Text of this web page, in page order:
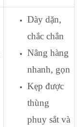
Dày dặn,
chắc chắn
Nâng hàng
nhanh, gọn
Kẹp được
thùng
phuy sắt và